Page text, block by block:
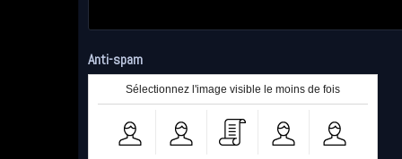
Anti-spam
Sélectionnez l'image visible le moins de fois